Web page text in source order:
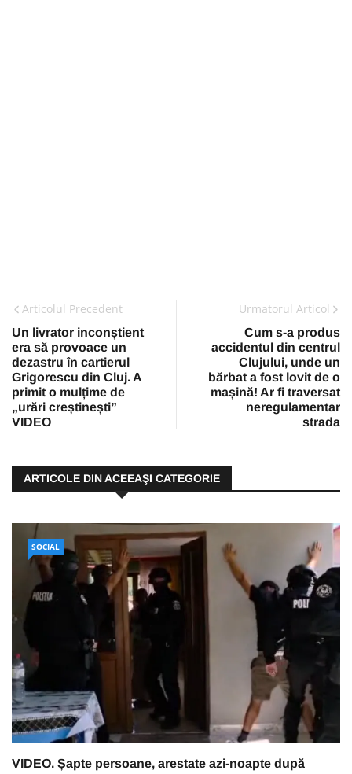
Articolul Precedent
Un livrator inconștient
era să provoace un
dezastru în cartierul
Grigorescu din Cluj. A
primit o mulțime de
„urări creștinești”
VIDEO
Urmatorul Articol
Cum s-a produs
accidentul din centrul
Clujului, unde un
bărbat a fost lovit de o
mașină! Ar fi traversat
neregulamentar
strada
ARTICOLE DIN ACEEAŞI CATEGORIE
SOCIAL
VIDEO. Șapte persoane, arestate azi-noapte după